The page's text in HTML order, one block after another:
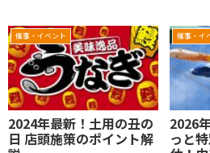
催事・イベント
2024年最新！土用の丑の
日 店頭施策のポイント解
催事・イ
2026
っと